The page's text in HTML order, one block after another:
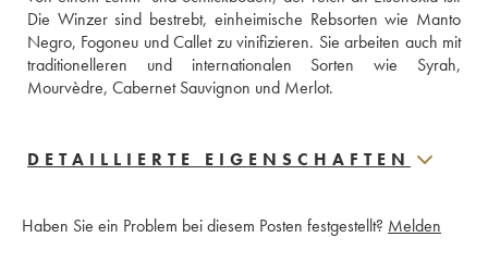
Die Winzer sind bestrebt, einheimische Rebsorten wie Manto
Negro, Fogoneu und Callet zu vinifizieren. Sie arbeiten auch mit
traditionelleren und internationalen Sorten wie Syrah,
Mourvèdre, Cabernet Sauvignon und Merlot.
DETAILLIERTE EIGENSCHAFTEN
Haben Sie ein Problem bei diesem Posten festgestellt? Melden